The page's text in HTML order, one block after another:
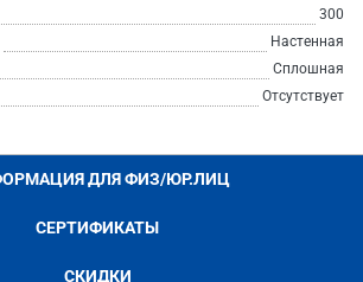
300
Настенная
Сплошная
Отсутствует
ДЛЯ ФИЗ/ЮР.ЛИЦ
СЕРТИФИКАТЫ
СКИДКИ